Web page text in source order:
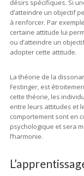
désirs spécifiques. Si
d’atteindre un objectif
à renforcer. Par
certaine attitude lui
ou d’atteindre un
adopter cette attitude.
La théorie de la
Festinger, est
cette théorie, les
entre leurs attitudes et
comportement sont en
psychologique et sera
l’harmonie.